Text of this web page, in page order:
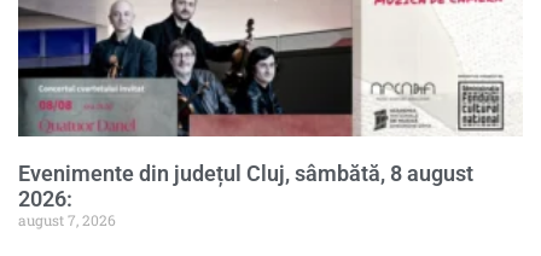
Evenimente din județul Cluj, sâmbătă, 8 august
2026:
august 7, 2026